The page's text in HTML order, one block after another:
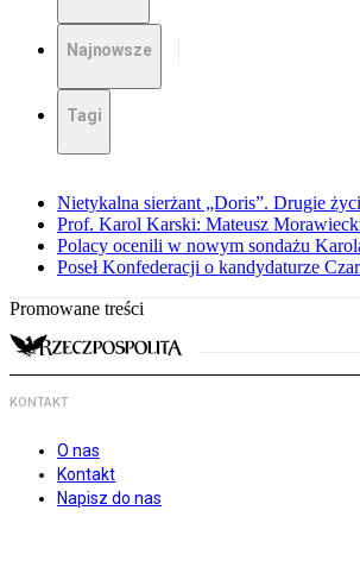
Najnowsze
Tagi
Nietykalna sierżant „Doris”. Drugie
Prof. Karol Karski: Mateusz
Polacy ocenili w nowym sondażu
Poseł Konfederacji o kandydaturze
Promowane treści
KONTAKT
O nas
Kontakt
Napisz do nas